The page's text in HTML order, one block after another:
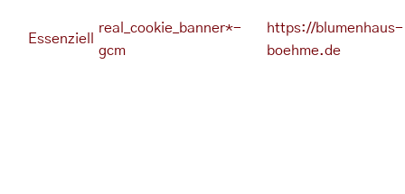
Essenziell
real_cookie_banner*-
gcm
https://blumenhaus-
boehme.de